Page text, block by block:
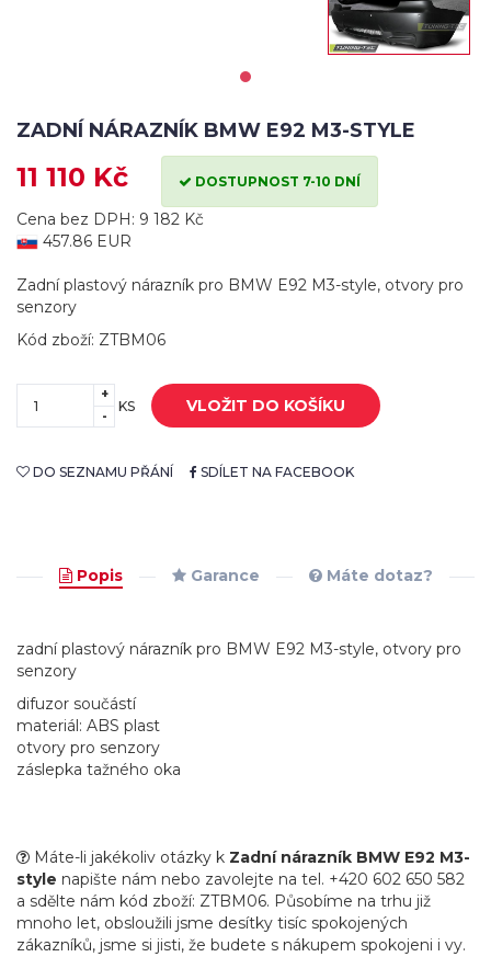
ZADNÍ NÁRAZNÍK BMW E92 M3-STYLE
11 110 Kč DOSTUPNOST 7-10 DNÍ
Cena bez DPH: 9 182 Kč
457.86 EUR
Zadní plastový nárazník pro BMW E92 M3-style, otvory pro
senzory
Kód zboží: ZTBM06
+
-
KS VLOŽIT DO KOŠÍKU
DO SEZNAMU PŘÁNÍ SDÍLET NA FACEBOOK
Popis Garance Máte dotaz?
zadní plastový nárazník pro BMW E92 M3-style, otvory pro
senzory
difuzor součástí
materiál: ABS plast
otvory pro senzory
záslepka tažného oka
Máte-li jakékoliv otázky k Zadní nárazník BMW E92 M3-
style napište nám nebo zavolejte na tel. +420 602 650 582
a sdělte nám kód zboží: ZTBM06. Působíme na trhu již
mnoho let, obsloužili jsme desítky tisíc spokojených
zákazníků, jsme si jisti, že budete s nákupem spokojeni i vy.